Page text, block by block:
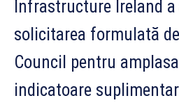
Infrastructure Ireland
solicitarea formulată
Council pentru
indicatoare